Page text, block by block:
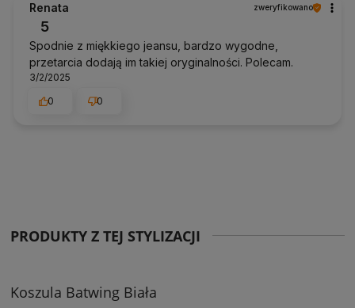
Renata zweryfikowano
5
Spodnie z miękkiego jeansu, bardzo wygodne,
przetarcia dodają im takiej oryginalności. Polecam.
3/2/2025
0
0
PRODUKTY Z TEJ STYLIZACJI
Koszula Batwing Biała